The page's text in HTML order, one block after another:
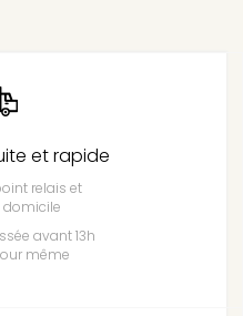
et rapide
relais et
avant 13h
même